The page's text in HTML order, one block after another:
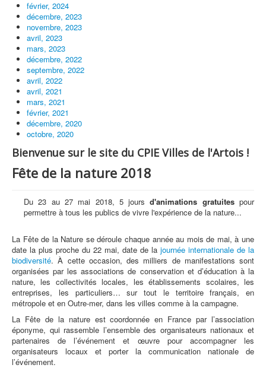
février, 2024
décembre, 2023
novembre, 2023
avril, 2023
mars, 2023
décembre, 2022
septembre, 2022
avril, 2022
avril, 2021
mars, 2021
février, 2021
décembre, 2020
octobre, 2020
Bienvenue sur le site du CPIE Villes de l'Artois !
Fête de la nature 2018
Du 23 au 27 mai 2018, 5 joursd'animations gratuitespour
permettre à tous les publics de vivre l'expérience de la nature...
La Fête de la Nature se déroule chaque année au mois de mai, à une
date la plus proche du 22 mai, date de la journée internationale de la
biodiversité. À cette occasion, des milliers de manifestations sont
organisées par les associations de conservation et d’éducation à la
nature, les collectivités locales, les établissements scolaires, les
entreprises, les particuliers… sur tout le territoire français, en
métropole et en Outre-mer, dans les villes comme à la campagne.
La Fête de la nature est coordonnée en France par l’association
éponyme, qui rassemble l’ensemble des organisateurs nationaux et
partenaires de l’événement et œuvre pour accompagner les
organisateurs locaux et porter la communication nationale de
l’événement.